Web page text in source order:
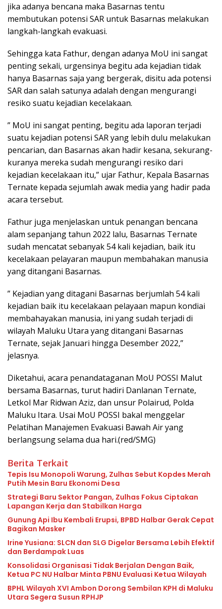
jika adanya bencana maka Basarnas tentu
membutukan potensi SAR untuk Basarnas melakukan
langkah-langkah evakuasi.
Sehingga kata Fathur, dengan adanya MoU ini sangat
penting sekali, urgensinya begitu ada kejadian tidak
hanya Basarnas saja yang bergerak, disitu ada potensi
SAR dan salah satunya adalah dengan mengurangi
resiko suatu kejadian kecelakaan.
” MoU ini sangat penting, begitu ada laporan terjadi
suatu kejadian potensi SAR yang lebih dulu melakukan
pencarian, dan Basarnas akan hadir kesana, sekurang-
kuranya mereka sudah mengurangi resiko dari
kejadian kecelakaan itu,” ujar Fathur, Kepala Basarnas
Ternate kepada sejumlah awak media yang hadir pada
acara tersebut.
Fathur juga menjelaskan untuk penangan bencana
alam sepanjang tahun 2022 lalu, Basarnas Ternate
sudah mencatat sebanyak 54 kali kejadian, baik itu
kecelakaan pelayaran maupun membahakan manusia
yang ditangani Basarnas.
” Kejadian yang ditagani Basarnas berjumlah 54 kali
kejadian baik itu kecelakaan pelayaan mapun kondiai
membahayakan manusia, ini yang sudah terjadi di
wilayah Maluku Utara yang ditangani Basarnas
Ternate, sejak Januari hingga Desember 2022,”
jelasnya.
Diketahui, acara penandataganan MoU POSSI Malut
bersama Basarnas, turut hadiri Danlanan Ternate,
Letkol Mar Ridwan Aziz, dan unsur Polairud, Polda
Maluku Itara. Usai MoU POSSI bakal menggelar
Pelatihan Manajemen Evakuasi Bawah Air yang
berlangsung selama dua hari.(red/SMG)
Berita Terkait
Tepis Isu Monopoli Warung, Zulhas Sebut Kopdes Merah
Putih Mesin Baru Ekonomi Desa
Strategi Baru Sektor Pangan, Zulhas Fokus Ciptakan
Lapangan Kerja dan Stabilkan Harga
Gunung Api Ibu Kembali Erupsi, BPBD Halbar Gerak Cepat
Bagikan Masker
Irine Yusiana: SLCN dan SLG Digelar Bersama Lebih Efektif
dan Berdampak Luas
Konsolidasi Organisasi Tidak Berjalan Dengan Baik,
Ketua PC NU Halbar Minta PBNU Evaluasi Ketua Wilayah
BPHL Wilayah XVI Ambon Dorong Sembilan KPH di Maluku
Utara Segera Susun RPHJP